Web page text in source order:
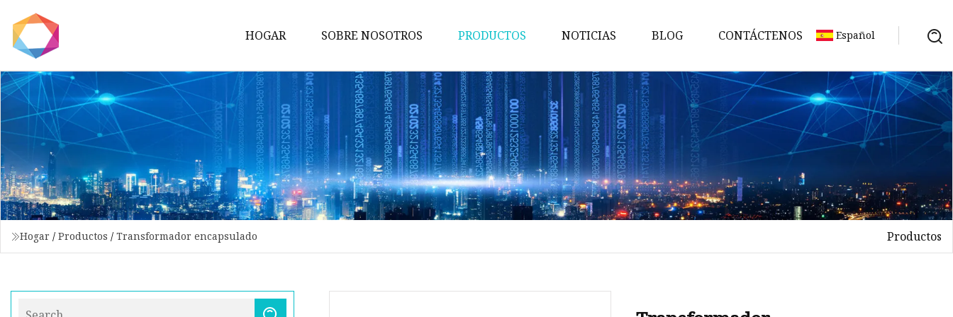
HOGAR SOBRE NOSOTROS PRODUCTOS
Bobina de inmersión
Bobina SMD
Núcleo magnético
bobinas
Transformador electrónico
Inductor
Núcleo de ferrita Ni-Zn
NOTICIAS BLOG CONTÁCTENOS Español
Hogar / Productos / Transformador encapsulado Productos